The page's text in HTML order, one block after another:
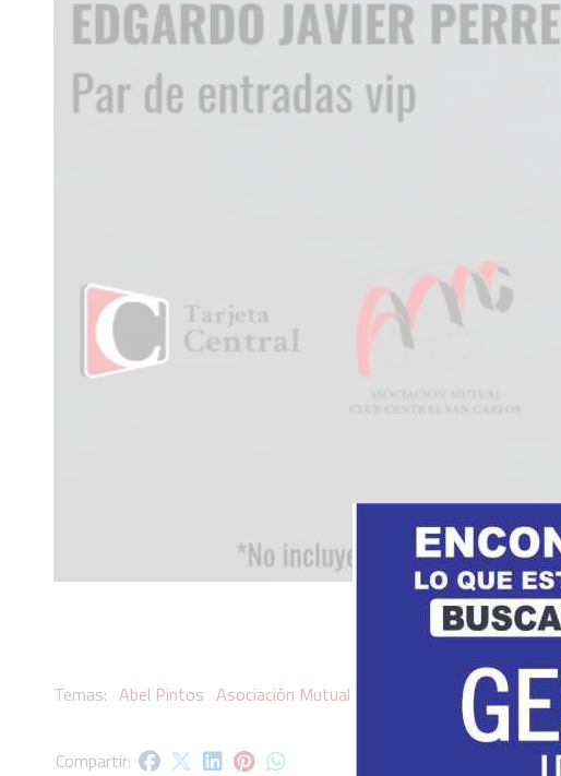
Abel Pintos Asociación Mutual del Club Central San Carlos